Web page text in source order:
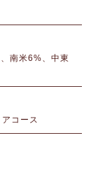
南米6%、中東
コース